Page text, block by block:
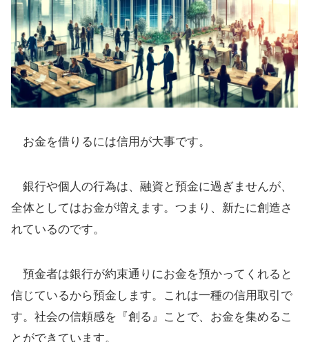
お金を借りるには信用が大事です。
銀行や個人の行為は、融資と預金に過ぎませんが、
全体としてはお金が増えます。つまり、新たに創造さ
れているのです。
預金者は銀行が約束通りにお金を預かってくれると
信じているから預金します。これは一種の信用取引で
す。社会の信頼感を『創る』ことで、お金を集めるこ
とができています。